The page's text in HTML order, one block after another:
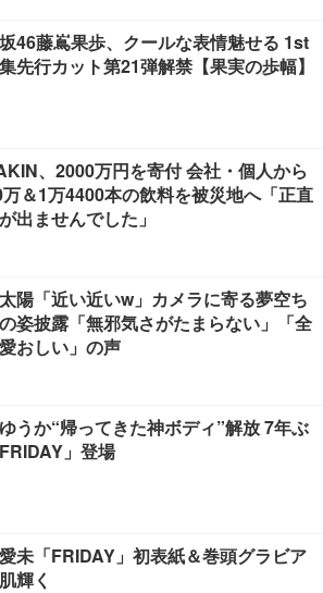
46藤嶌果歩、クールな表情魅せる 1st
先行カット第21弾解禁【果実の歩幅】
、2000万円を寄付 会社・個人から
＆1万4400本の飲料を被災地へ「正直
出ませんでした」
陽「近い近いw」カメラに寄る夢空ち
姿披露「無邪気さがたまらない」「全
おしい」の声
うか“帰ってきた神ボディ”解放 7年ぶ
」登場
未「FRIDAY」初表紙＆巻頭グラビア
輝く